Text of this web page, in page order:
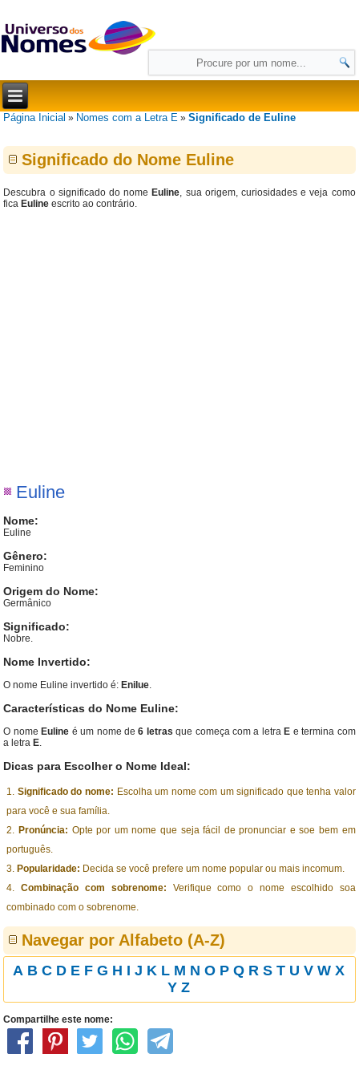
Página Inicial » Nomes com a Letra E »Significado de Euline
Significado do Nome Euline
Descubra o significado do nome Euline, sua origem, curiosidades e veja como
fica Euline escrito ao contrário.
Euline
Nome:
Euline
Gênero:
Feminino
Origem do Nome:
Germânico
Significado:
Nobre.
Nome Invertido:
O nome Euline invertido é: Enilue.
Características do Nome Euline:
O nome Euline é um nome de6 letras que começa com a letra E e termina com
a letra E.
Dicas para Escolher o Nome Ideal:
Significado do nome: Escolha um nome com um significado que tenha valor
para você e sua família.
Pronúncia: Opte por um nome que seja fácil de pronunciar e soe bem em
português.
Popularidade: Decida se você prefere um nome popular ou mais incomum.
Combinação com sobrenome: Verifique como o nome escolhido soa
combinado com o sobrenome.
Navegar por Alfabeto (A-Z)
A B C D E F G H I J K L M N O P Q R S T U V W X
Y Z
Compartilhe este nome: